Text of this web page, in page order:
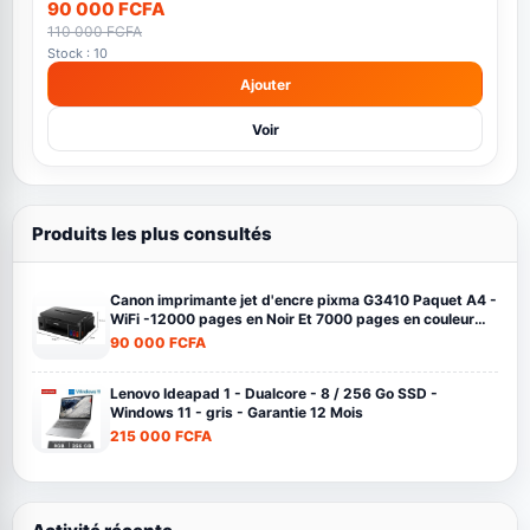
90 000 FCFA
110 000 FCFA
Stock : 10
Ajouter
Voir
Produits les plus consultés
Canon imprimante jet d'encre pixma G3410 Paquet A4 -
WiFi -12000 pages en Noir Et 7000 pages en couleur
noir
90 000 FCFA
Lenovo Ideapad 1 - Dualcore - 8 / 256 Go SSD -
Windows 11 - gris - Garantie 12 Mois
215 000 FCFA